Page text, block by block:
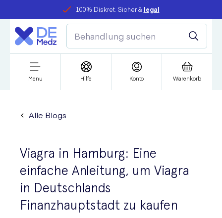
100% Diskret. Sicher & legal
Menu Hilfe Konto Warenkorb
Alle Blogs
Viagra in Hamburg: Eine
einfache Anleitung, um Viagra
in Deutschlands
Finanzhauptstadt zu kaufen